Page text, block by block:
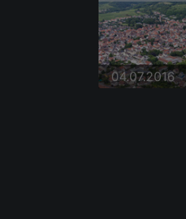
04.07.2016